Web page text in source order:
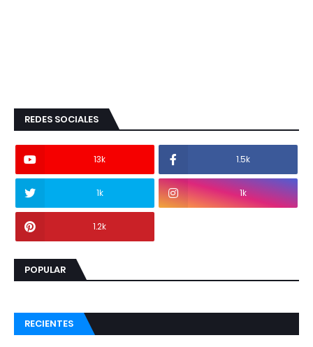
REDES SOCIALES
13k 1.5k
1k 1k
1.2k
POPULAR
RECIENTES